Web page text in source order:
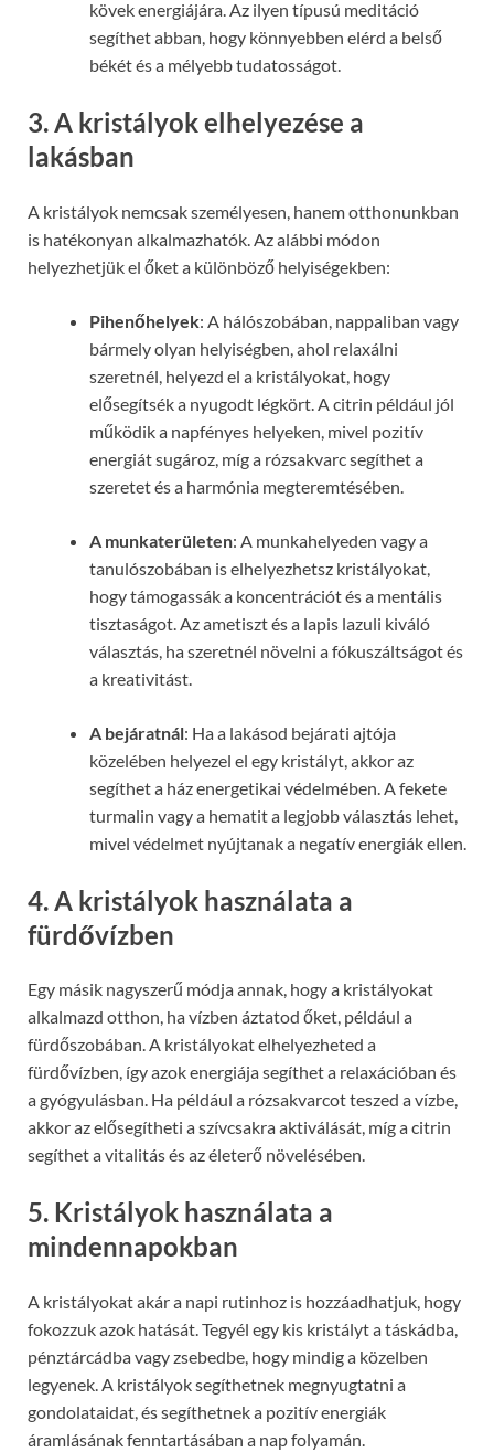
kövek energiájára. Az ilyen típusú meditáció
segíthet abban, hogy könnyebben elérd a belső
békét és a mélyebb tudatosságot.
3. A kristályok elhelyezése a
lakásban
A kristályok nemcsak személyesen, hanem otthonunkban
is hatékonyan alkalmazhatók. Az alábbi módon
helyezhetjük el őket a különböző helyiségekben:
Pihenőhelyek: A hálószobában, nappaliban vagy
bármely olyan helyiségben, ahol relaxálni
szeretnél, helyezd el a kristályokat, hogy
elősegítsék a nyugodt légkört. A citrin például jól
működik a napfényes helyeken, mivel pozitív
energiát sugároz, míg a rózsakvarc segíthet a
szeretet és a harmónia megteremtésében.
A munkaterületen: A munkahelyeden vagy a
tanulószobában is elhelyezhetsz kristályokat,
hogy támogassák a koncentrációt és a mentális
tisztaságot. Az ametiszt és a lapis lazuli kiváló
választás, ha szeretnél növelni a fókuszáltságot és
a kreativitást.
A bejáratnál: Ha a lakásod bejárati ajtója
közelében helyezel el egy kristályt, akkor az
segíthet a ház energetikai védelmében. A fekete
turmalin vagy a hematit a legjobb választás lehet,
mivel védelmet nyújtanak a negatív energiák ellen.
4. A kristályok használata a
fürdővízben
Egy másik nagyszerű módja annak, hogy a kristályokat
alkalmazd otthon, ha vízben áztatod őket, például a
fürdőszobában. A kristályokat elhelyezheted a
fürdővízben, így azok energiája segíthet a relaxációban és
a gyógyulásban. Ha például a rózsakvarcot teszed a vízbe,
akkor az elősegítheti a szívcsakra aktiválását, míg a citrin
segíthet a vitalitás és az életerő növelésében.
5. Kristályok használata a
mindennapokban
A kristályokat akár a napi rutinhoz is hozzáadhatjuk, hogy
fokozzuk azok hatását. Tegyél egy kis kristályt a táskádba,
pénztárcádba vagy zsebedbe, hogy mindig a közelben
legyenek. A kristályok segíthetnek megnyugtatni a
gondolataidat, és segíthetnek a pozitív energiák
áramlásának fenntartásában a nap folyamán.